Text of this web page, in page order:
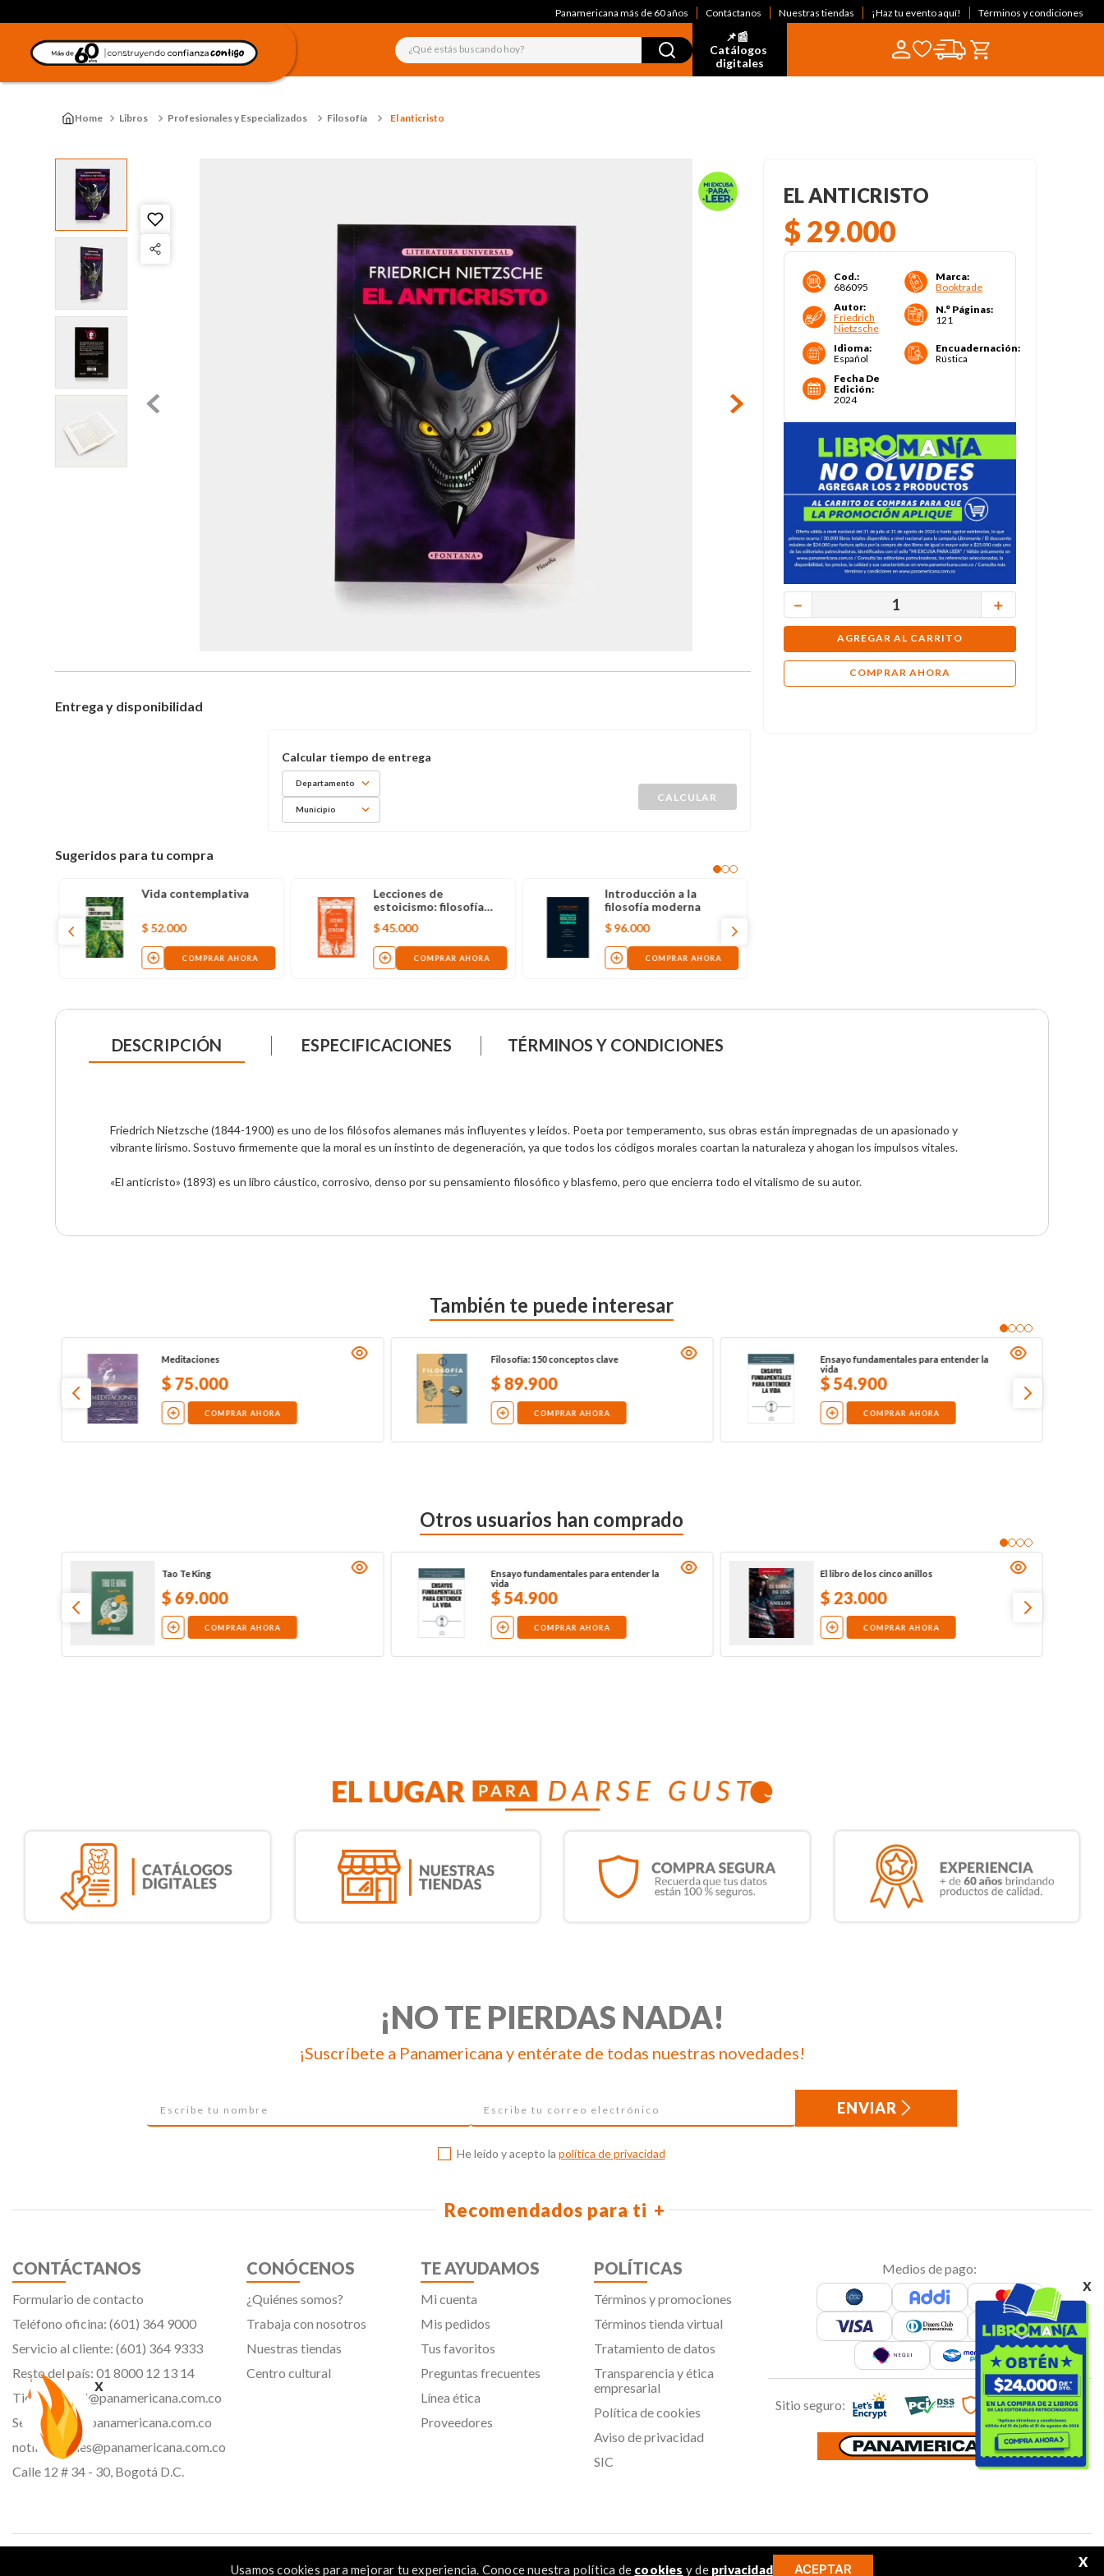
x
x
Usamos cookies para mejorar tu experiencia. Conoce nuestra política de cookies y de privacidad ACEPTAR X
Panamericana más de 60 años Contáctanos Nuestras tiendas ¡Haz tu evento aquí! Términos y condiciones
¿Qué estás buscando hoy?
📌📰
Catálogos
digitales
Libros Profesionales y Especializados Filosofía El anticristo
Entrega y disponibilidad
Departamento
Municipio
Sugeridos para tu compra
Vida contemplativa
$ 52.000
COMPRAR AHORA
Lecciones de
estoicismo: filosofía
antigua para la vida
moderna
$45.000
COMPRAR AHORA
Introducción a la
filosofía moderna
$ 96.000
COMPRAR AHORA
EL ANTICRISTO
$ 29.000
Cod.:
686095
Marca:
Booktrade
Autor:
Friedrich
Nietzsche
N.° Páginas:
121
Idioma:
Español
Encuadernación:
Rústica
Fecha De
Edición:
2024
＋
－
AGREGAR AL CARRITO
COMPRAR AHORA
DESCRIPCIÓN ESPECIFICACIONES TÉRMINOS Y CONDICIONES
Friedrich Nietzsche (1844-1900) es uno de los filósofos alemanes más influyentes y leídos. Poeta por temperamento, sus obras están impregnadas de un apasionado y
vibrante lirismo. Sostuvo firmemente que la moral es un instinto de degeneración, ya que todos los códigos morales coartan la naturaleza y ahogan los impulsos vitales.
«El anticristo» (1893) es un libro cáustico, corrosivo, denso por su pensamiento filosófico y blasfemo, pero que encierra todo el vitalismo de su autor.
También te puede interesar
Meditaciones
$75.000
COMPRAR AHORA
Filosofía: 150 conceptos clave
$89.900
COMPRAR AHORA
Ensayo fundamentales para entender la
vida
$54.900
COMPRAR AHORA
Otros usuarios han comprado
Tao Te King
$69.000
COMPRAR AHORA
Ensayo fundamentales para entender la
vida
$54.900
COMPRAR AHORA
El libro de los cinco anillos
$23.000
COMPRAR AHORA
¡NO TE PIERDAS NADA!
¡Suscríbete a Panamericana y entérate de todas nuestras novedades!
ENVIAR
He leído y acepto la política de privacidad
Recomendados para ti
CONTÁCTANOS
Formulario de contacto
Teléfono oficina: (601) 364 9000
Servicio al cliente: (601) 364 9333
Resto del país: 01 8000 12 13 14
Tiendavirtual@panamericana.com.co
Servicliente@panamericana.com.co
notificaciones@panamericana.com.co
Calle 12 # 34 - 30, Bogotá D.C.
CONÓCENOS
¿Quiénes somos?
Trabaja con nosotros
Nuestras tiendas
Centro cultural
TE AYUDAMOS
Mi cuenta
Mis pedidos
Tus favoritos
Preguntas frecuentes
Línea ética
Proveedores
POLÍTICAS
Términos y promociones
Términos tienda virtual
Tratamiento de datos
Transparencia y ética
empresarial
Política de cookies
Aviso de privacidad
SIC
Medios de pago:
Sitio seguro: